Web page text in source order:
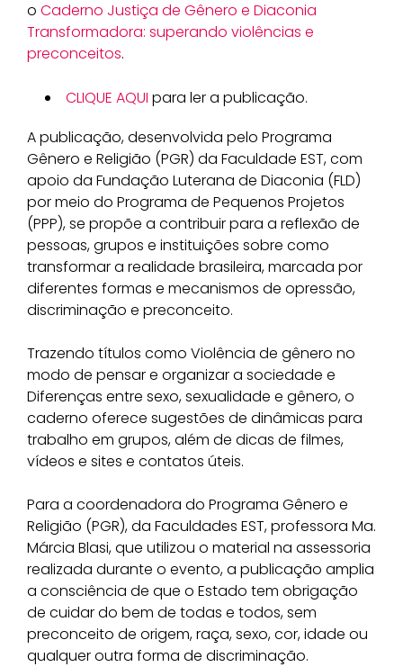
o Caderno Justiça de Gênero e Diaconia
Transformadora: superando violências e
preconceitos.
CLIQUE AQUI para ler a publicação.
A publicação, desenvolvida pelo Programa
Gênero e Religião (PGR) da Faculdade EST, com
apoio da Fundação Luterana de Diaconia (FLD)
por meio do Programa de Pequenos Projetos
(PPP), se propõe a contribuir para a reflexão de
pessoas, grupos e instituições sobre como
transformar a realidade brasileira, marcada por
diferentes formas e mecanismos de opressão,
discriminação e preconceito.
Trazendo títulos como Violência de gênero no
modo de pensar e organizar a sociedade e
Diferenças entre sexo, sexualidade e gênero, o
caderno oferece sugestões de dinâmicas para
trabalho em grupos, além de dicas de filmes,
vídeos e sites e contatos úteis.
Para a coordenadora do Programa Gênero e
Religião (PGR), da Faculdades EST, professora Ma.
Márcia Blasi, que utilizou o material na assessoria
realizada durante o evento, a publicação amplia
a consciência de que o Estado tem obrigação
de cuidar do bem de todas e todos, sem
preconceito de origem, raça, sexo, cor, idade ou
qualquer outra forma de discriminação.